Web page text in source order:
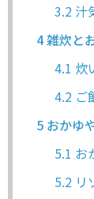
3.2 汁
4雑炊と
4.1 炊
4.2 ご
5 おかゆ
5.1 お
5.2 リ